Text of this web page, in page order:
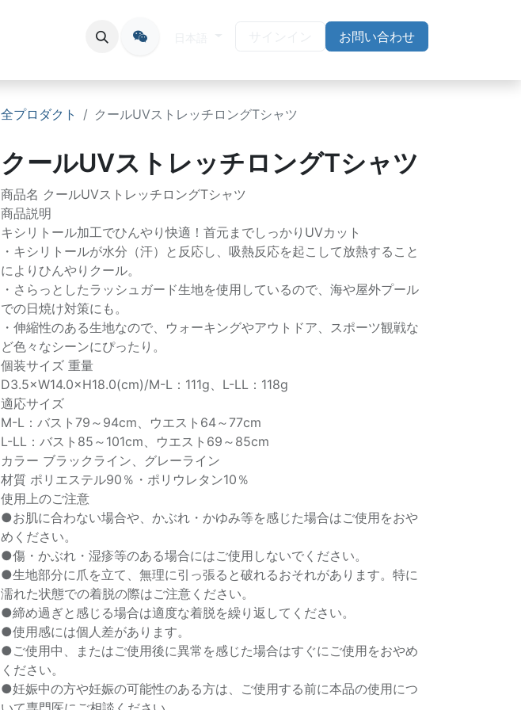
お問い合わせ
全プロダクト クールUVストレッチロングTシャツ
クールUVストレッチロングTシャツ
商品名 クールUVストレッチロングTシャツ
商品説明
キシリトール加工でひんやり快適！首元までしっかりUVカット
・キシリトールが水分（汗）と反応し、吸熱反応を起こして放熱すること
によりひんやりクール。
・さらっとしたラッシュガード生地を使用しているので、海や屋外プール
での日焼け対策にも。
・伸縮性のある生地なので、ウォーキングやアウトドア、スポーツ観戦な
ど色々なシーンにぴったり。
個装サイズ 重量
D3.5×W14.0×H18.0(cm)/M-L：111g、L-LL：118g
適応サイズ
M-L：バスト79～94cm、ウエスト64～77cm
L-LL：バスト85～101cm、ウエスト69～85cm
カラー ブラックライン、グレーライン
材質 ポリエステル90％・ポリウレタン10％
使用上のご注意
●お肌に合わない場合や、かぶれ・かゆみ等を感じた場合はご使用をおや
めください。
●傷・かぶれ・湿疹等のある場合にはご使用しないでください。
●生地部分に爪を立て、無理に引っ張ると破れるおそれがあります。特に
濡れた状態での着脱の際はご注意ください。
●締め過ぎと感じる場合は適度な着脱を繰り返してください。
●使用感には個人差があります。
●ご使用中、またはご使用後に異常を感じた場合はすぐにご使用をおやめ
ください。
●妊娠中の方や妊娠の可能性のある方は、ご使用する前に本品の使用につ